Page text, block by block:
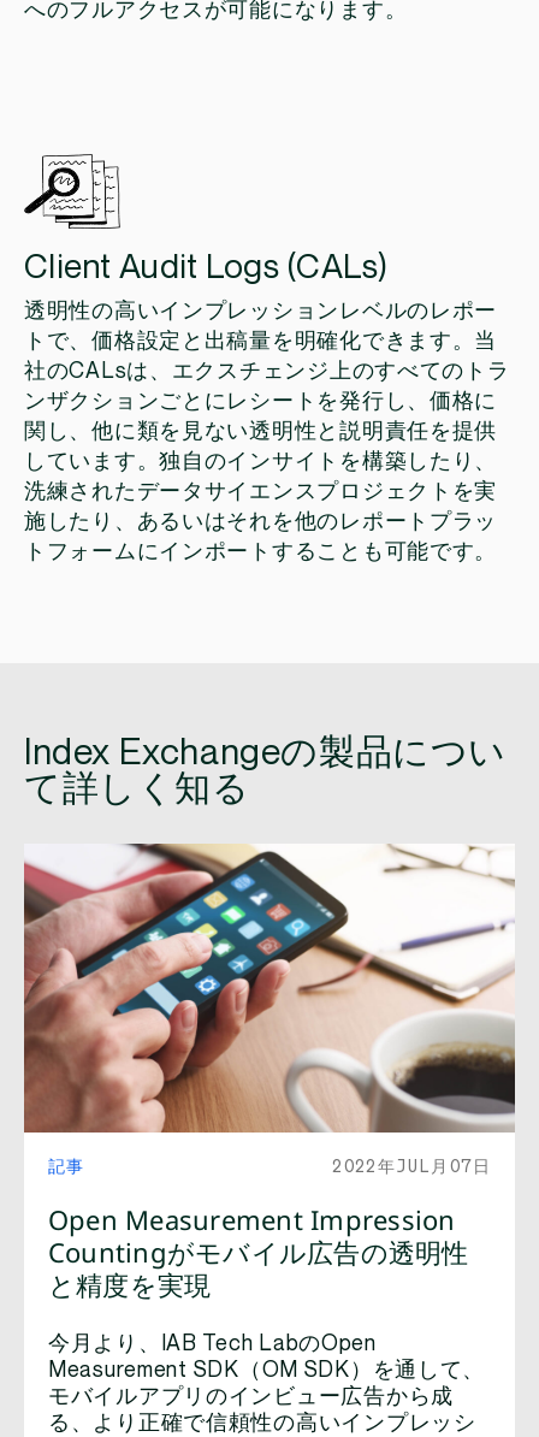
へのフルアクセスが可能になります。
Client Audit Logs (CALs)
透明性の高いインプレッションレベルのレポー
トで、価格設定と出稿量を明確化できます。当
社のCALsは、エクスチェンジ上のすべてのトラ
ンザクションごとにレシートを発行し、価格に
関し、他に類を見ない透明性と説明責任を提供
しています。独自のインサイトを構築したり、
洗練されたデータサイエンスプロジェクトを実
施したり、あるいはそれを他のレポートプラッ
トフォームにインポートすることも可能です。
Index Exchangeの製品につい
て詳しく知る
記事 2022年JUL月07日
Open Measurement Impression
Countingがモバイル広告の透明性
と精度を実現
今月より、IAB Tech LabのOpen
Measurement SDK（OM SDK）を通して、
モバイルアプリのインビュー広告から成
る、より正確で信頼性の高いインプレッシ